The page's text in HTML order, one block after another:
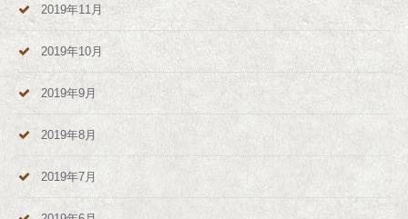
2019年11月
2019年10月
2019年9月
2019年8月
2019年7月